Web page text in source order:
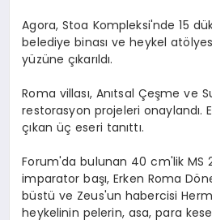
Agora, Stoa Kompleksi'nde 15
belediye binası ve heykel
yüzüne çıkarıldı.
Roma villası, Anıtsal Çeşme ve
restorasyon projeleri onaylandı.
çıkan üç eseri tanıttı.
Forum'da bulunan 40 cm'lik MS
imparator başı, Erken Roma
büstü ve Zeus'un habercisi
heykelinin pelerin, asa, para